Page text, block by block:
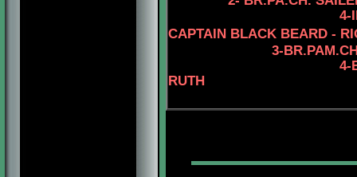
4-
CAPTAIN BLACK BEARD -
3-
4-
RUTH